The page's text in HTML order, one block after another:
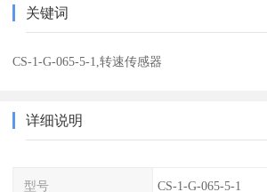
关键词
CS-1-G-065-5-1,转速传感器
详细说明
型号 CS-1-G-065-5-1